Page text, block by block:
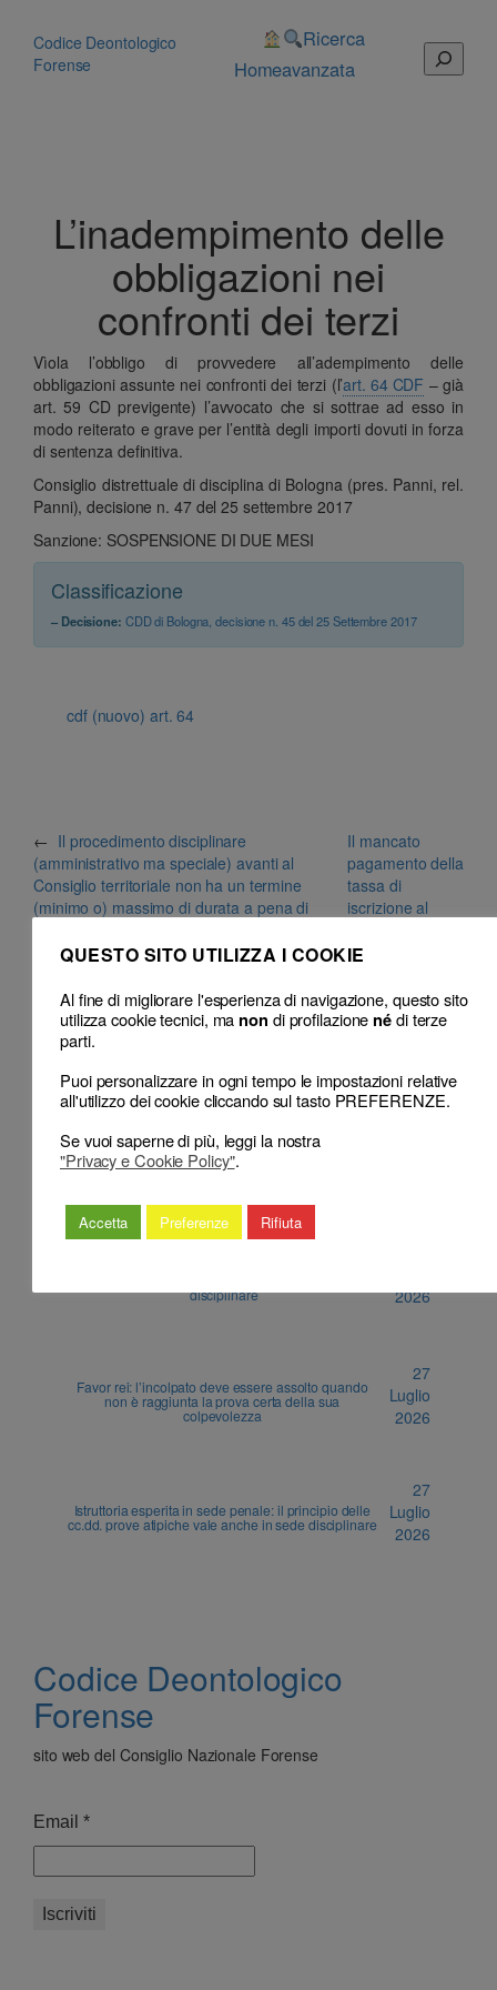
contenuto
Codice Deontologico
Forense
Home
Ricerca
avanzata
Cerca
L’inadempimento delle
obbligazioni nei
confronti dei terzi
Vìola l’obbligo di provvedere all’adempimento delle
obbligazioni assunte nei confronti dei terzi (l’art. 64 CDF – già
art. 59 CD previgente) l’avvocato che si sottrae ad esso in
modo reiterato e grave per l’entità degli importi dovuti in forza
di sentenza definitiva.
Consiglio distrettuale di disciplina di Bologna (pres. Panni, rel.
Panni), decisione n. 47 del 25 settembre 2017
Sanzione: SOSPENSIONE DI DUE MESI
Classificazione
– Decisione: CDD di Bologna, decisione n. 45 del 25 Settembre 2017
cdf (nuovo) art. 64
← Il procedimento disciplinare
(amministrativo ma speciale) avanti al
Consiglio territoriale non ha un termine
(minimo o) massimo di durata a pena di
Il mancato
pagamento della
tassa di
iscrizione al
ALTRI ARTICOLI
Sospeso l’avvocato che oltraggi l’Arma
disciplinare
2026
Favor rei: l’incolpato deve essere assolto quando
non è raggiunta la prova certa della sua
colpevolezza
27
Luglio
2026
Istruttoria esperita in sede penale: il principio delle
cc.dd. prove atipiche vale anche in sede disciplinare
27
Luglio
2026
Codice Deontologico
Forense
sito web del Consiglio Nazionale Forense
Email *
QUESTO SITO UTILIZZA I COOKIE
Al fine di migliorare l'esperienza di navigazione, questo sito
utilizza cookie tecnici, ma non di profilazione nédi terze
parti.
Puoi personalizzare in ogni tempo le impostazioni relative
all'utilizzo dei cookie cliccando sul tasto PREFERENZE.
Se vuoi saperne di più, leggi la nostra
"Privacy e Cookie Policy".
Accetta Preferenze Rifiuta